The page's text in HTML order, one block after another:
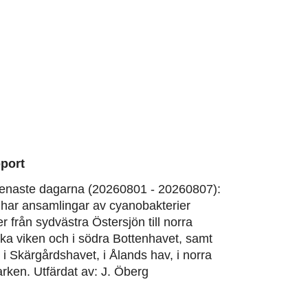
dagarna (20260801 - 20260807):
ansamlingar av cyanobakterier
från sydvästra Östersjön till norra
viken och i södra Bottenhavet, samt
Skärgårdshavet, i Ålands hav, i norra
Utfärdat av: J. Öberg